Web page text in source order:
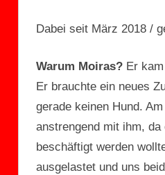
Dabei seit März 2018 /
Warum Moiras? Er
Er brauchte ein neues
gerade keinen Hund.
anstrengend mit ihm, da
beschäftigt werden
ausgelastet und uns